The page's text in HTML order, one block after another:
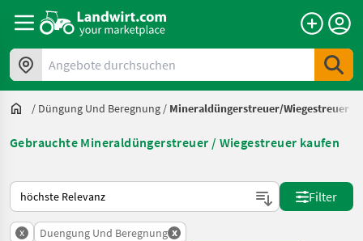
Angebote durchsuchen
/ Düngung Und Beregnung / Mineraldüngerstreuer/Wiegestreuer
Gebrauchte Mineraldüngerstreuer / Wiegestreuer kaufen
So wird auf Landwirt.com sortiert
Filter
x Duengung Und Beregnung x